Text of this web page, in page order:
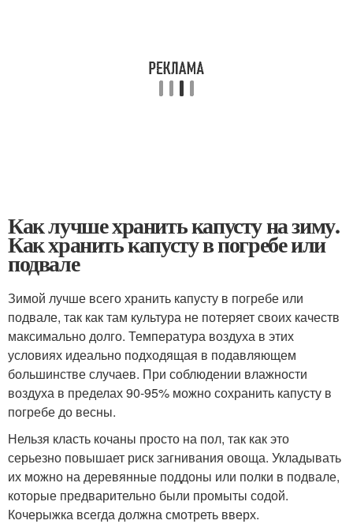
Как лучше хранить капусту на зиму.
Как хранить капусту в погребе или
подвале
Зимой лучше всего хранить капусту в погребе или
подвале, так как там культура не потеряет своих качеств
максимально долго. Температура воздуха в этих
условиях идеально подходящая в подавляющем
большинстве случаев. При соблюдении влажности
воздуха в пределах 90-95% можно сохранить капусту в
погребе до весны.
Нельзя класть кочаны просто на пол, так как это
серьезно повышает риск загнивания овоща. Укладывать
их можно на деревянные поддоны или полки в подвале,
которые предварительно были промыты содой.
Кочерыжка всегда должна смотреть вверх.